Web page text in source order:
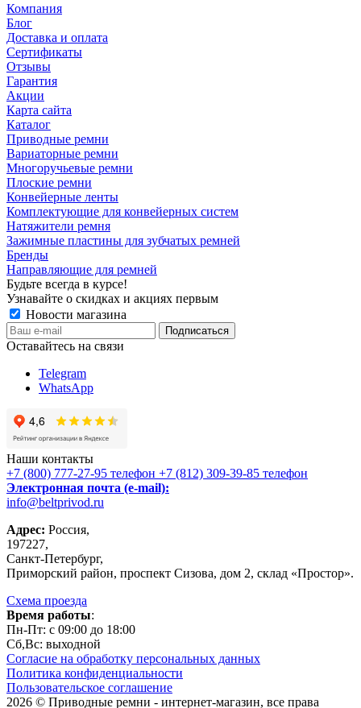
Компания
Блог
Доставка и оплата
Сертификаты
Отзывы
Гарантия
Акции
Карта сайта
Каталог
Приводные ремни
Вариаторные ремни
Многоручьевые ремни
Плоские ремни
Конвейерные ленты
Комплектующие для конвейерных систем
Натяжители ремня
Зажимные пластины для зубчатых ремней
Бренды
Направляющие для ремней
Будьте всегда в курсе!
Узнавайте о скидках и акциях первым
Новости магазина
Оставайтесь на связи
Telegram
WhatsApp
Наши контакты
+7 (800) 777-27-95 телефон +7 (812) 309-39-85 телефон
Электронная почта (e-mail):
info@beltprivod.ru
Адрес: Россия,
197227,
Санкт-Петербург,
Приморский район, проспект Сизова, дом 2, склад «Простор».
Схема проезда
Время работы:
Пн-Пт: c 09:00 до 18:00
Сб,Вc: выходной
Согласие на обработку персональных данных
Политика конфиденциальности
Пользовательское соглашение
2026 © Приводные ремни - интернет-магазин, все права